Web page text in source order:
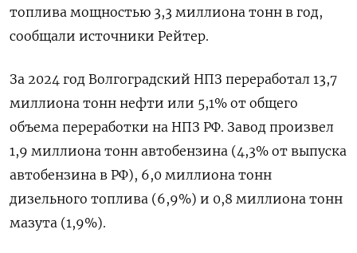
топлива мощностью 3,3 миллиона тонн в год,
сообщали источники Рейтер.
За 2024 год Волгоградский НПЗ переработал 13,7
миллиона тонн нефти или 5,1% от общего
объема переработки на НПЗ РФ. Завод произвел
1,9 миллиона тонн автобензина (4,3% от выпуска
автобензина в РФ), 6,0 миллиона тонн
дизельного топлива (6,9%) и 0,8 миллиона тонн
мазута (1,9%).